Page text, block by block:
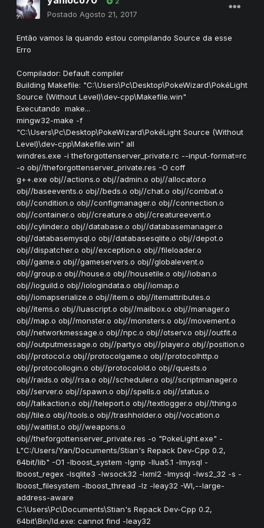
Postado Agosto 21, 2017
Então vamos la quando estou compilando Source da esse
Erro
Compilador: Default compiler
Building Makefile: "C:\Users\Pc\Desktop\PokeWizard\PokéLight
Source (Without Level)\dev-cpp\Makefile.win"
Executando make...
mingw32-make -f
"C:\Users\Pc\Desktop\PokeWizard\PokéLight Source (Without
Level)\dev-cpp\Makefile.win" all
windres.exe -i theforgottenserver_private.rc --input-format=rc
-o obj//theforgottenserver_private.res -O coff
g++.exe obj//actions.o obj//admin.o obj//allocator.o
obj//baseevents.o obj//beds.o obj//chat.o obj//combat.o
obj//condition.o obj//configmanager.o obj//connection.o
obj//container.o obj//creature.o obj//creatureevent.o
obj//cylinder.o obj//database.o obj//databasemanager.o
obj//databasemysql.o obj//databasesqlite.o obj//depot.o
obj//dispatcher.o obj//exception.o obj//fileloader.o
obj//game.o obj//gameservers.o obj//globalevent.o
obj//group.o obj//house.o obj//housetile.o obj//ioban.o
obj//ioguild.o obj//iologindata.o obj//iomap.o
obj//iomapserialize.o obj//item.o obj//itemattributes.o
obj//items.o obj//luascript.o obj//mailbox.o obj//manager.o
obj//map.o obj//monster.o obj//monsters.o obj//movement.o
obj//networkmessage.o obj//npc.o obj//otserv.o obj//outfit.o
obj//outputmessage.o obj//party.o obj//player.o obj//position.o
obj//protocol.o obj//protocolgame.o obj//protocolhttp.o
obj//protocollogin.o obj//protocolold.o obj//quests.o
obj//raids.o obj//rsa.o obj//scheduler.o obj//scriptmanager.o
obj//server.o obj//spawn.o obj//spells.o obj//status.o
obj//talkaction.o obj//teleport.o obj//textlogger.o obj//thing.o
obj//tile.o obj//tools.o obj//trashholder.o obj//vocation.o
obj//waitlist.o obj//weapons.o
obj//theforgottenserver_private.res -o "PokeLight.exe" -
L"C:/Users/Yan/Documents/Stian's Repack Dev-Cpp 0.2,
64bit/lib" -O1 -lboost_system -lgmp -llua5.1 -lmysql -
lboost_regex -lsqlite3 -lwsock32 -lxml2 -lmysql -lws2_32 -s -
lboost_filesystem -lboost_thread -lz -leay32 -Wl,--large-
address-aware
C:\Users\Pc\Documents\Stian's Repack Dev-Cpp 0.2,
64bit\Bin/ld.exe: cannot find -leay32